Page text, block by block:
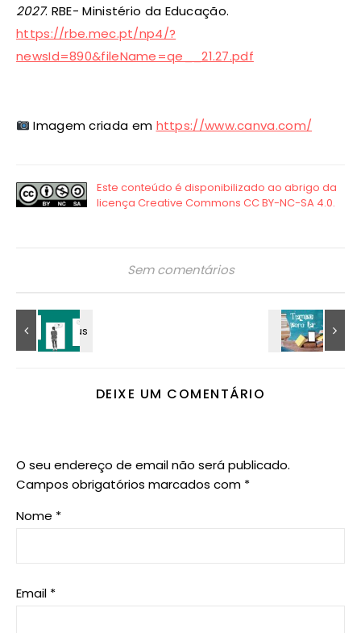
2027. RBE- Ministério da Educação.
https://rbe.mec.pt/np4/?
newsId=890&fileName=qe__21.27.pdf
Imagem criada em https://www.canva.com/
Sem comentários
DEIXE UM COMENTÁRIO
O seu endereço de email não será publicado.
Campos obrigatórios marcados com *
Nome *
Email *